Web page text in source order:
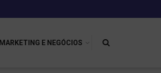
MARKETING E NEGÓCIOS